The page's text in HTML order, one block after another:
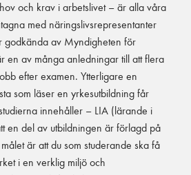
och krav i arbetslivet – är alla våra
med näringslivsrepresentanter
godkända av Myndigheten för
en av många anledningar till att flera
efter examen. Ytterligare en
som läser en yrkesutbildning får
innehåller – LIA (lärande i
en del av utbildningen är förlagd på
är att du som studerande ska få
i en verklig miljö och